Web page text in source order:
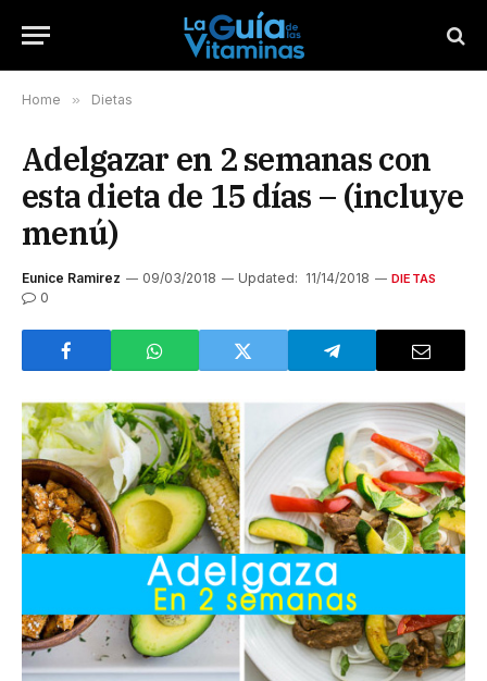
Home » Dietas
Adelgazar en 2 semanas con
esta dieta de 15 días – (incluye
menú)
Eunice Ramirez 09/03/2018 Updated: 11/14/2018 DIETAS
0